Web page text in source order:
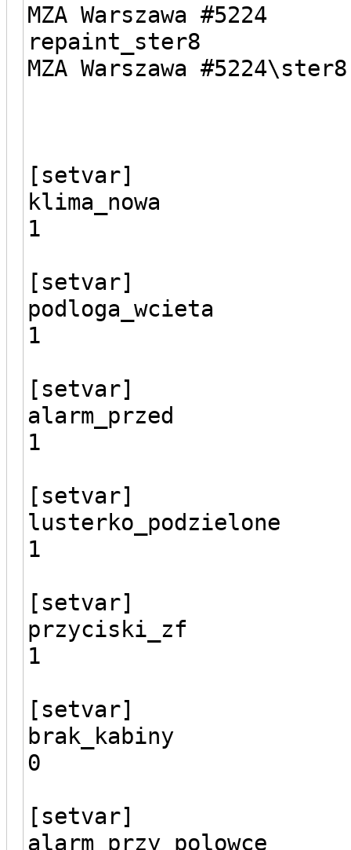
MZA Warszawa #5224
repaint_ster8
MZA Warszawa
[setvar]
klima_nowa
1
[setvar]
podloga_wcieta
1
[setvar]
alarm_przed
1
[setvar]
lusterko_podzielone
1
[setvar]
przyciski_zf
1
[setvar]
brak_kabiny
0
[setvar]
alarm_przy_polowce